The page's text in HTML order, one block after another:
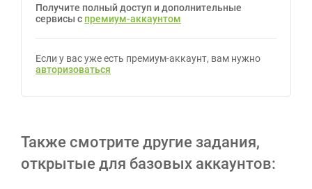
Получите полный доступ и дополнительные
сервисы с премиум-аккаунтом
Если у вас уже есть премиум-аккаунт, вам нужно
авторизоваться
Также смотрите другие задания,
открытые для базовых аккаунтов: